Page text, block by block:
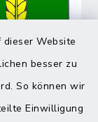
Website
besser zu
So können wir
Einwilligung